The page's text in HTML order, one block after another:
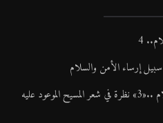
4
إرساء الأمن والسلام
رأيٌ في لغة المسيح الموعود عليه السلام ..«3» نظرة في شعر المسيح الموعود عليه